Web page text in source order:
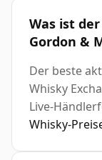
Was ist
Gordon &
Der beste
Whisky
Live-
Whisky-